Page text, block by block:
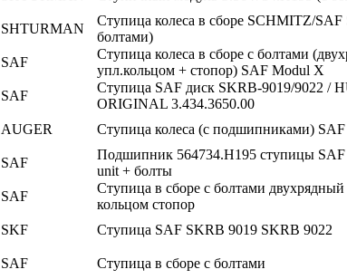
SHTURMAN
Ступица колеса в сборе SCHMITZ/
болтами)
SAF
Ступица колеса в сборе с болтами
упл.кольцом + стопор) SAF Modul X
SAF
Ступица SAF диск SKRB-9019/9022 /
ORIGINAL 3.434.3650.00
AUGER Ступица колеса (с подшипниками)
SAF
Подшипник 564734.H195 ступицы
unit + болты
SAF
Ступица в сборе с болтами
кольцом стопор
SKF Ступица SAF SKRB 9019 SKRB 9022
SAF Ступица в сборе с болтами